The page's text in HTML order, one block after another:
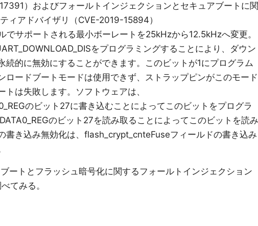
）およびフォールトインジェクションとセキュアブートに関
ィアドバイザリ（CVE-2019-15894）
でサポートされる最小ボーレートを25kHzから12.5kHzへ変更。
をプログラミングすることにより、ダウン
続的に無効にすることができます。このビットが1にプログラム
ロードブートモードは使用できず、ストラップピンがこのモード
トは失敗します。ソフトウェアは、
のビット27に書き込むことによってこのビットをプログラ
のビット27を読み取ることによってこのビットを読み
書き込み無効化は、flash_crypt_cnteFuseフィールドの書き込み
ートとフラッシュ暗号化に関するフォールトインジェクション
てみる。